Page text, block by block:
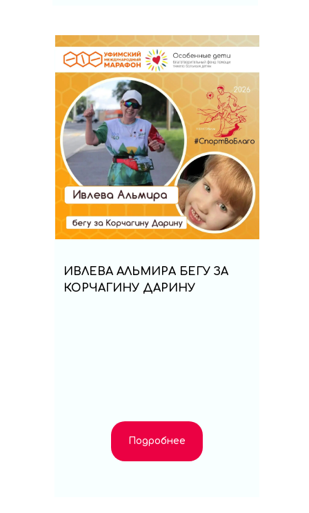
ИВЛЕВА АЛЬМИРА БЕГУ ЗА
КОРЧАГИНУ ДАРИНУ
Подробнее